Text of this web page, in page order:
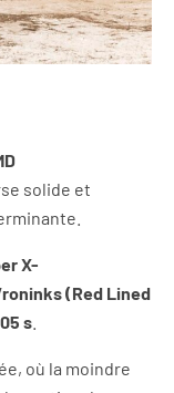
solide et
X-
(Red Lined
s
où la moindre